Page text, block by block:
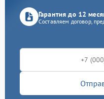
Гарантия до 12
Составляем договор,